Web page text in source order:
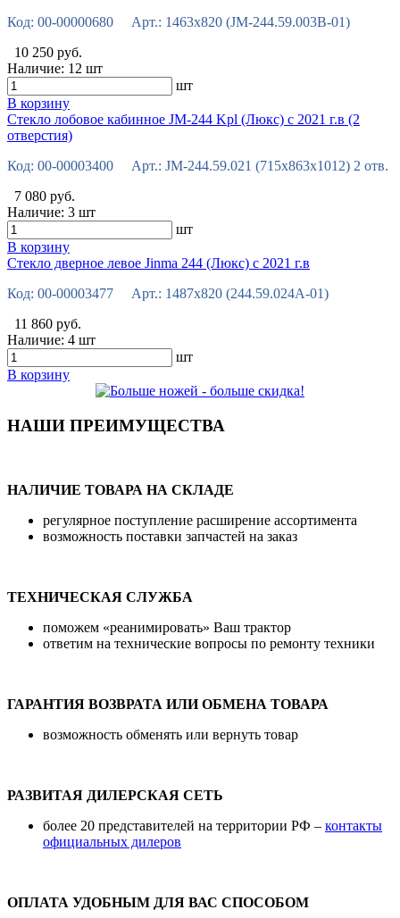
Код: 00-00000680 Арт.: 1463х820 (JM-244.59.003В-01)
10 250 руб.
Наличие: 12 шт
шт
В корзину
Стекло лобовое кабинное JM-244 Kpl (Люкс) с 2021 г.в (2
отверстия)
Код: 00-00003400 Арт.: JM-244.59.021 (715x863x1012) 2 отв.
7 080 руб.
Наличие: 3 шт
шт
В корзину
Стекло дверное левое Jinma 244 (Люкс) с 2021 г.в
Код: 00-00003477 Арт.: 1487х820 (244.59.024А-01)
11 860 руб.
Наличие: 4 шт
шт
В корзину
НАШИ ПРЕИМУЩЕСТВА
НАЛИЧИЕ ТОВАРА НА СКЛАДЕ
регулярное поступление расширение ассортимента
возможность поставки запчастей на заказ
ТЕХНИЧЕСКАЯ СЛУЖБА
поможем «реанимировать» Ваш трактор
ответим на технические вопросы по ремонту техники
ГАРАНТИЯ ВОЗВРАТА ИЛИ ОБМЕНА ТОВАРА
возможность обменять или вернуть товар
РАЗВИТАЯ ДИЛЕРСКАЯ СЕТЬ
более 20 представителей на территории РФ – контакты
официальных дилеров
ОПЛАТА УДОБНЫМ ДЛЯ ВАС СПОСОБОМ